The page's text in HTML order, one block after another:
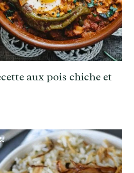
aux pois chiche et